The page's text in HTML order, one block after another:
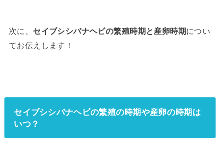
次に、 セイブシシバナヘビの繁殖時期と産卵時期につい
てお伝えします！
セイブシシバナヘビの繁殖の時期や産卵の時期は
いつ？